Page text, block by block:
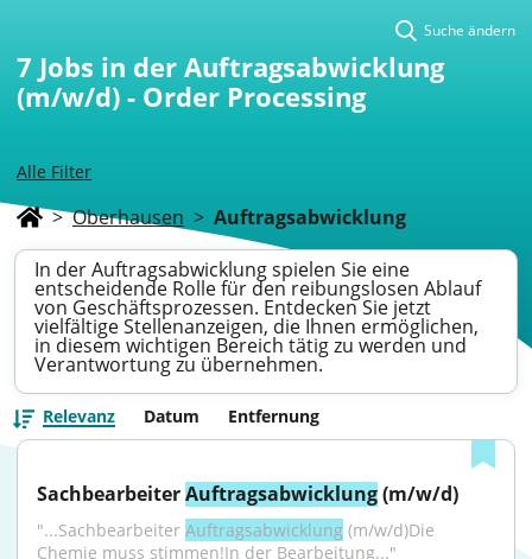
Alle Filter
Suche ändern
7 Jobs in der Auftragsabwicklung
(m/w/d) - Order Processing
> Oberhausen > Auftragsabwicklung
In der Auftragsabwicklung spielen Sie eine
entscheidende Rolle für den reibungslosen Ablauf
von Geschäftsprozessen. Entdecken Sie jetzt
vielfältige Stellenanzeigen, die Ihnen ermöglichen,
in diesem wichtigen Bereich tätig zu werden und
Verantwortung zu übernehmen.
Relevanz Datum Entfernung
Sachbearbeiter Auftragsabwicklung (m/w/d)
"...Sachbearbeiter Auftragsabwicklung (m/w/d)Die
Chemie muss stimmen!In der Bearbeitung..."